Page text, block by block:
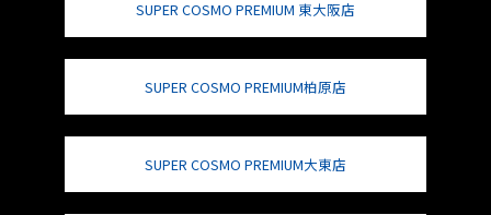
SUPER COSMO PREMIUM 東大阪店
SUPER COSMO PREMIUM柏原店
SUPER COSMO PREMIUM大東店